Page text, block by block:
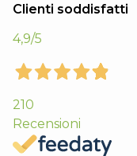
Clienti soddisfatti
4,9/5
210
Recensioni